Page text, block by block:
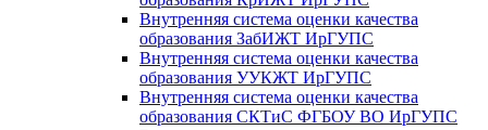
Внутренняя система оценки качества
образования ЗабИЖТ ИрГУПС
Внутренняя система оценки качества
образования УУКЖТ ИрГУПС
Внутренняя система оценки качества
образования СКТиС ФГБОУ ВО ИрГУПС